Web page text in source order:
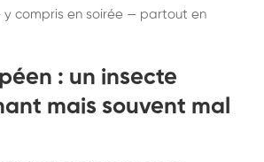
compris en soirée — partout en
: un insecte
mais souvent mal